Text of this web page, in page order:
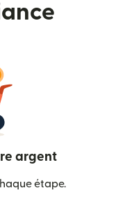
argent
étape.